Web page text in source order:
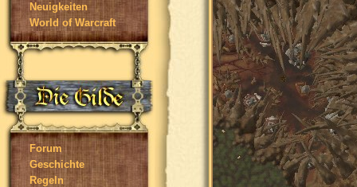
Neuigkeiten
World of Warcraft
Forum
Geschichte
Regeln